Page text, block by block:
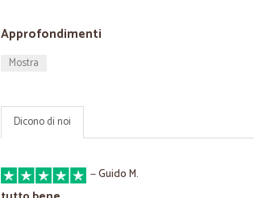
Approfondimenti
Mostra
Dicono di noi
—Guido M.